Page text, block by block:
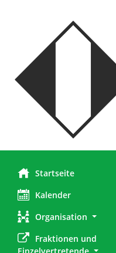
Startseite
Kalender
Organisation
Fraktionen und